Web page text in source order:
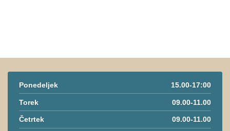
Ponedeljek 15.00-17:00
Torek 09.00-11.00
Četrtek 09.00-11.00